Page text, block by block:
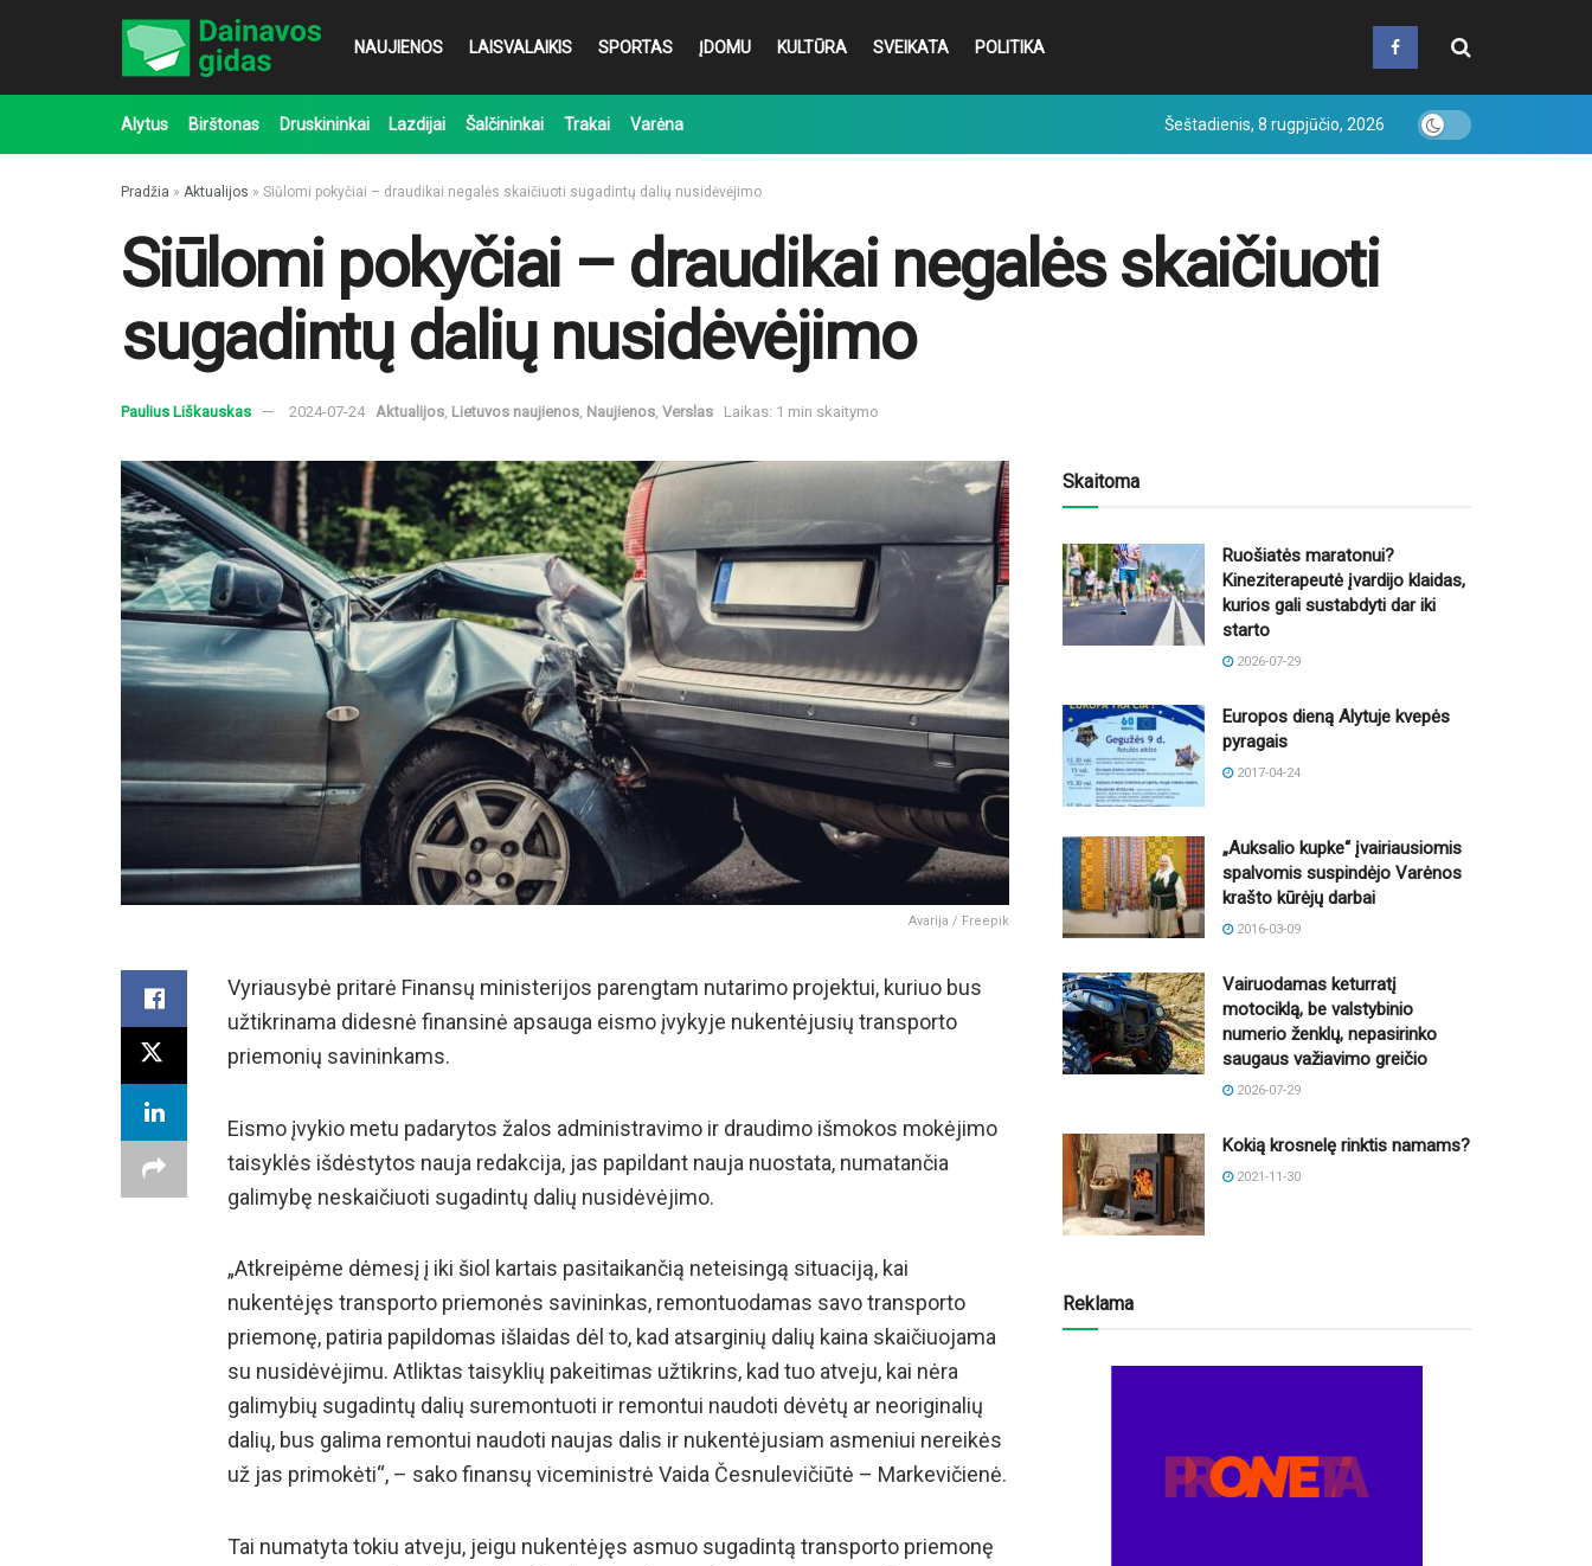
NAUJIENOS LAISVALAIKIS SPORTAS ĮDOMU KULTŪRA SVEIKATA POLITIKA
Alytus Birštonas Druskininkai Lazdijai Šalčininkai Trakai Varėna Šeštadienis, 8 rugpjūčio, 2026
Pradžia » Aktualijos » Siūlomi pokyčiai – draudikai negalės skaičiuoti sugadintų dalių nusidėvėjimo
Siūlomi pokyčiai – draudikai negalės skaičiuoti
sugadintų dalių nusidėvėjimo
Paulius Liškauskas 2024-07-24 Aktualijos, Lietuvos naujienos, Naujienos, Verslas Laikas: 1 min skaitymo
Avarija / Freepik
Vyriausybė pritarė Finansų ministerijos parengtam nutarimo projektui, kuriuo bus
užtikrinama didesnė finansinė apsauga eismo įvykyje nukentėjusių transporto
priemonių savininkams.
Eismo įvykio metu padarytos žalos administravimo ir draudimo išmokos mokėjimo
taisyklės išdėstytos nauja redakcija, jas papildant nauja nuostata, numatančia
galimybę neskaičiuoti sugadintų dalių nusidėvėjimo.
„Atkreipėme dėmesį į iki šiol kartais pasitaikančią neteisingą situaciją, kai
nukentėjęs transporto priemonės savininkas, remontuodamas savo transporto
priemonę, patiria papildomas išlaidas dėl to, kad atsarginių dalių kaina skaičiuojama
su nusidėvėjimu. Atliktas taisyklių pakeitimas užtikrins, kad tuo atveju, kai nėra
galimybių sugadintų dalių suremontuoti ir remontui naudoti dėvėtų ar neoriginalių
dalių, bus galima remontui naudoti naujas dalis ir nukentėjusiam asmeniui nereikės
už jas primokėti“, – sako finansų viceministrė Vaida Česnulevičiūtė – Markevičienė.
Tai numatyta tokiu atveju, jeigu nukentėjęs asmuo sugadintą transporto priemonę
Skaitoma
Ruošiatės maratonui?
Kineziterapeutė įvardijo klaidas,
kurios gali sustabdyti dar iki
starto
2026-07-29
Europos dieną Alytuje kvepės
pyragais
2017-04-24
„Auksalio kupke“ įvairiausiomis
spalvomis suspindėjo Varėnos
krašto kūrėjų darbai
2016-03-09
Vairuodamas keturratį
motociklą, be valstybinio
numerio ženklų, nepasirinko
saugaus važiavimo greičio
2026-07-29
Kokią krosnelę rinktis namams?
2021-11-30
Reklama